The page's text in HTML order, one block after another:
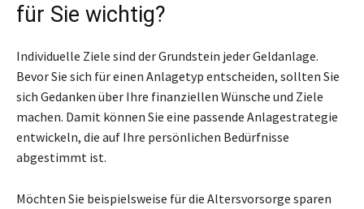
für Sie wichtig?
Individuelle Ziele sind der Grundstein jeder Geldanlage.
Bevor Sie sich für einen Anlagetyp entscheiden, sollten Sie
sich Gedanken über Ihre finanziellen Wünsche und Ziele
machen. Damit können Sie eine passende Anlagestrategie
entwickeln, die auf Ihre persönlichen Bedürfnisse
abgestimmt ist.
Möchten Sie beispielsweise für die Altersvorsorge sparen